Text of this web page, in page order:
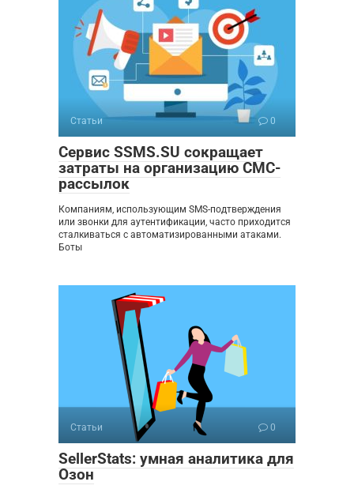
Статьи 0
Сервис SSMS.SU сокращает
затраты на организацию СМС-
рассылок
Компаниям, использующим SMS-подтверждения
или звонки для аутентификации, часто приходится
сталкиваться с автоматизированными атаками.
Боты
Статьи 0
SellerStats: умная аналитика для
Озон